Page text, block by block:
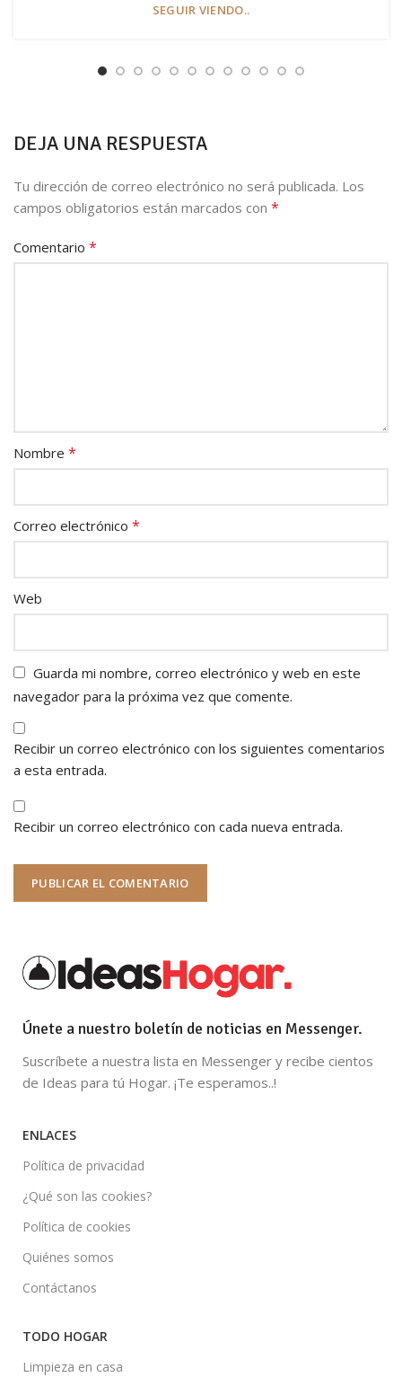
SEGUIR VIENDO..
DEJA UNA RESPUESTA
Tu dirección de correo electrónico no será publicada. Los
campos obligatorios están marcados con *
Comentario *
Nombre *
Correo electrónico *
Web
Guarda mi nombre, correo electrónico y web en este
navegador para la próxima vez que comente.
Recibir un correo electrónico con los siguientes comentarios
a esta entrada.
Recibir un correo electrónico con cada nueva entrada.
Únete a nuestro boletín de noticias en Messenger.
Suscríbete a nuestra lista en Messenger y recibe cientos
de Ideas para tú Hogar. ¡Te esperamos..!
ENLACES
Política de privacidad
¿Qué son las cookies?
Política de cookies
Quiénes somos
Contáctanos
TODO HOGAR
Limpieza en casa